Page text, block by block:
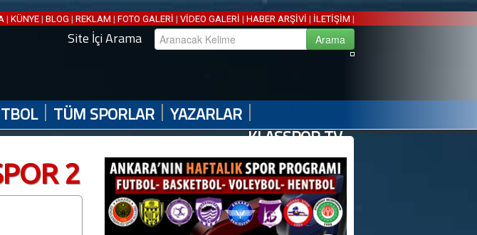
| KÜNYE | BLOG | REKLAM | FOTO GALERİ | VİDEO GALERİ | HABER ARŞİVİ | İLETİŞİM |
Site İçi Arama
| TÜM SPORLAR | YAZARLAR |
KLASSPOR TV
2